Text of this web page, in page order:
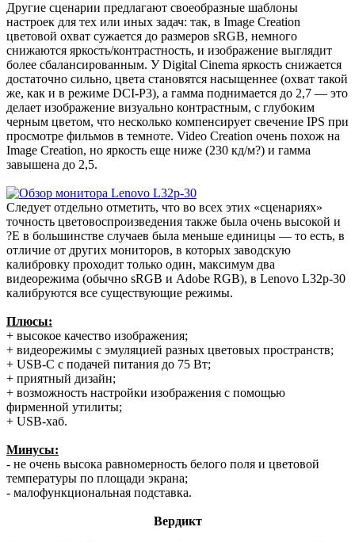
Другие сценарии предлагают своеобразные шаблоны
настроек для тех или иных задач: так, в Image Creation
цветовой охват сужается до размеров sRGB, немного
снижаются яркость/контрастность, и изображение выглядит
более сбалансированным. У Digital Cinema яркость снижается
достаточно сильно, цвета становятся насыщеннее (охват такой
же, как и в режиме DCI-P3), а гамма поднимается до 2,7 — это
делает изображение визуально контрастным, с глубоким
черным цветом, что несколько компенсирует свечение IPS при
просмотре фильмов в темноте. Video Creation очень похож на
Image Creation, но яркость еще ниже (230 кд/м?) и гамма
завышена до 2,5.
Следует отдельно отметить, что во всех этих «сценариях»
точность цветовоспроизведения также была очень высокой и
?E в большинстве случаев была меньше единицы — то есть, в
отличие от других мониторов, в которых заводскую
калибровку проходит только один, максимум два
видеорежима (обычно sRGB и Adobe RGB), в Lenovo L32p-30
калибруются все существующие режимы.
Плюсы:
+ высокое качество изображения;
+ видеорежимы с эмуляцией разных цветовых пространств;
+ USB-C с подачей питания до 75 Вт;
+ приятный дизайн;
+ возможность настройки изображения с помощью
фирменной утилиты;
+ USB-хаб.
Минусы:
- не очень высока равномерность белого поля и цветовой
температуры по площади экрана;
- малофункциональная подставка.
Вердикт